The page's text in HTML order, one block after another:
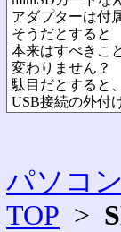
アダプターは付
そうだとすると
本来はすべきこ
変わりません？
駄目だとすると
USB接続の外付
パソコ
TOP >